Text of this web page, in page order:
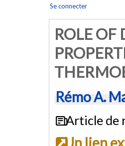
Se connecter
ROLE OF
Rémo A.
Article de
Un lien